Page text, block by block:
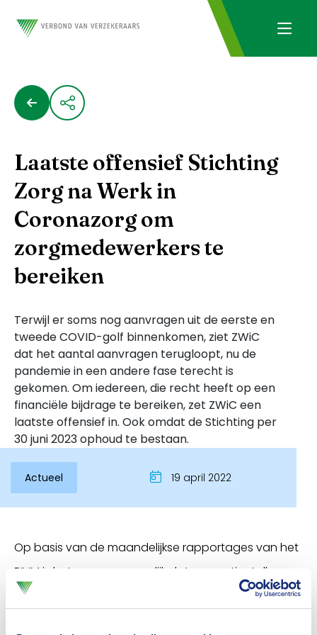
Inloggen
Laatste offensief Stichting
Zorg na Werk in
Coronazorg om
zorgmedewerkers te
bereiken
Terwijl er soms nog aanvragen uit de eerste en
tweede COVID-golf binnenkomen, ziet ZWiC
dat het aantal aanvragen terugloopt, nu de
pandemie in een andere fase terecht is
gekomen. Om iedereen, die recht heeft op een
financiële bijdrage te bereiken, zet ZWiC een
laatste offensief in. Ook omdat de Stichting per
30 juni 2023 ophoud te bestaan.
Actueel 19 april 2022
Op basis van de maandelijkse rapportages van het
RIVM is het zeer aannemelijk dat er nog tientallen
(nabestaanden van) zorgmedewerkers zijn die